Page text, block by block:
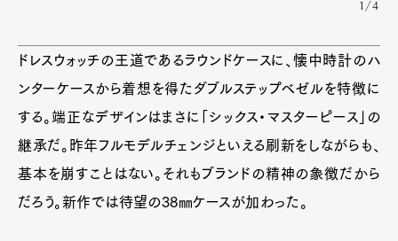
1/4
ドレスウォッチの王道であるラウンドケースに、懐中時計のハ
ンターケースから着想を得たダブルステップベゼルを特徴に
する。端正なデザインはまさに「シックス・マスターピース」の
継承だ。昨年フルモデルチェンジといえる刷新をしながらも、
基本を崩すことはない。それもブランドの精神の象徴だから
だろう。新作では待望の38㎜ケースが加わった。